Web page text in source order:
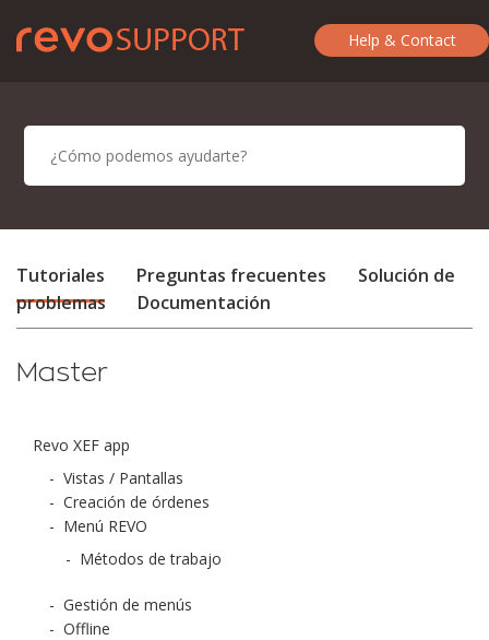
Help & Contact
Tutoriales Preguntas frecuentes
Solución de
problemas
Documentación
Master
Revo XEF app
- Vistas / Pantallas
- Creación de órdenes
- Menú REVO
- Métodos de trabajo
- Gestión de menús
- Offline